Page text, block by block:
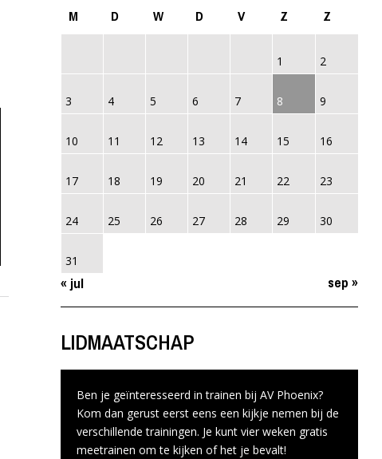
M
D W D V Z Z
1 2
3 4 5 6 7 8 9
10 11 12 13 14 15 16
17 18 19 20 21 22 23
24 25 26 27 28 29 30
31
« jul sep »
LIDMAATSCHAP
Ben je geïnteresseerd in trainen bij AV Phoenix?
Kom dan gerust eerst eens een kijkje nemen bij de
verschillende trainingen. Je kunt vier weken gratis
meetrainen om te kijken of het je bevalt!